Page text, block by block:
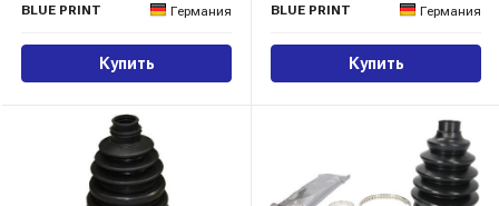
BLUE PRINT
Германия
Купить
BLUE PRINT
Германия
Купить